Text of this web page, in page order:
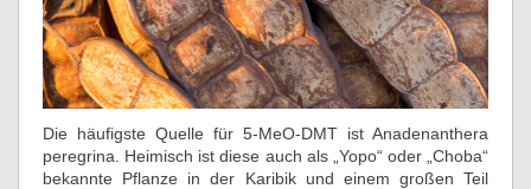
Die häufigste Quelle für 5-MeO-DMT ist Anadenanthera
peregrina. Heimisch ist diese auch als „Yopo“ oder „Choba“
bekannte Pflanze in der Karibik und einem großen Teil